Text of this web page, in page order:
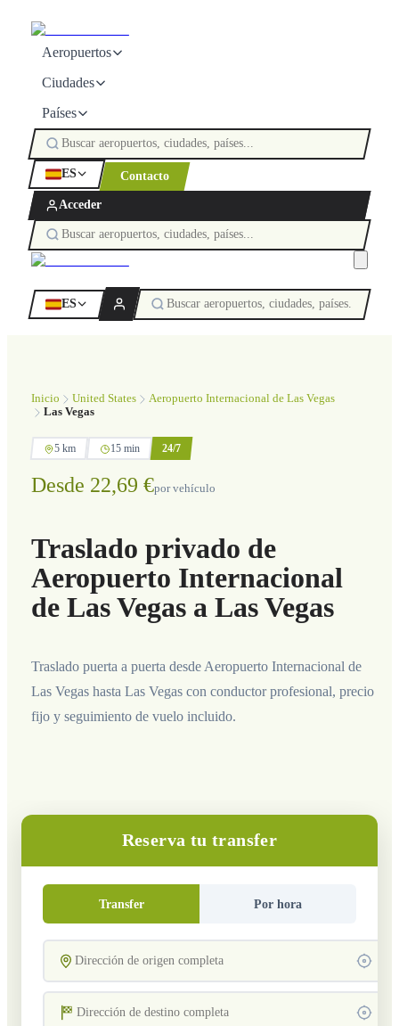
Aeropuertos
Ciudades
Países
ES Contacto
Acceder
ES
Inicio United States
Aeropuerto Internacional de Las Vegas
Las Vegas
5 km 15 min 24/7
Desde 22,69 €por vehículo
Traslado privado de
Aeropuerto Internacional
de Las Vegas a Las Vegas
Traslado puerta a puerta desde Aeropuerto Internacional de
Las Vegas hasta Las Vegas con conductor profesional, precio
fijo y seguimiento de vuelo incluido.
Reserva tu transfer
Transfer Por hora